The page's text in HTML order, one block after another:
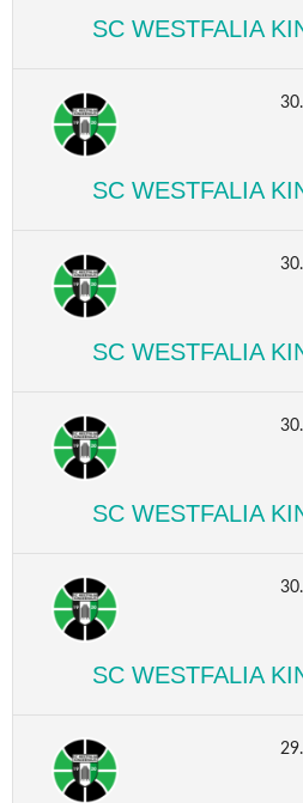
SC WESTFALIA
SC WESTFALIA
SC WESTFALIA
SC WESTFALIA
SC WESTFALIA